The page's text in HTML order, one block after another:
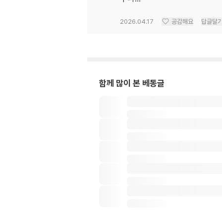
2026.04.17 공감해요 답글달
함께 많이 본 베동글